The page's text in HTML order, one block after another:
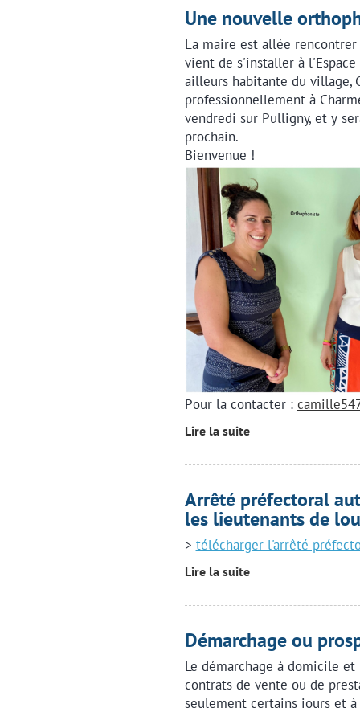
Une nouvelle
La maire est allée
vient de s'installer à
ailleurs habitante du village,
professionnellement à
vendredi sur Pulligny, et y
prochain.
Bienvenue !
Pour la contacter :
Lire la suite
Arrêté préfectoral
les lieutenants de
> télécharger l'arrêté
Lire la suite
Démarchage ou
Le démarchage à domicile
contrats de vente ou de
seulement certains jours et